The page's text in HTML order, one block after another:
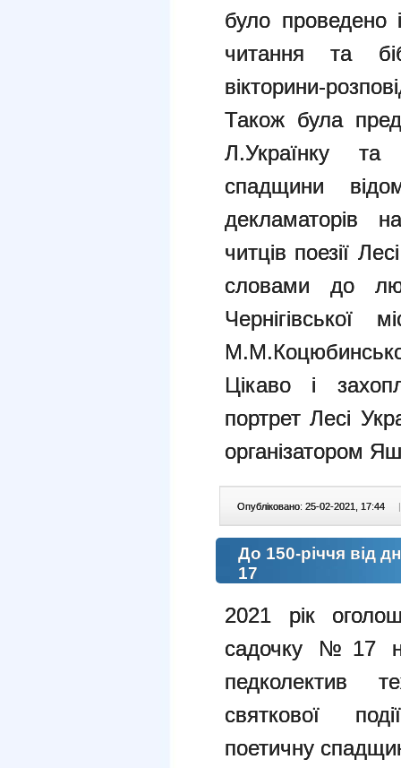
було проведено
читання та
вікторини-
Також була
Л.Українку та
спадщини
декламаторів
читців поезії
словами до
Чернігівської
Цікаво і
портрет Лесі
організатором
Опубліковано: 25-02-2021, 17:44 |
До 150-річчя від
17
2021 рік
садочку №17
педколектив
святкової
поетичну